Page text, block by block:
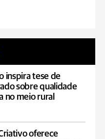
inspira tese de
sobre qualidade
no meio rural
oferece